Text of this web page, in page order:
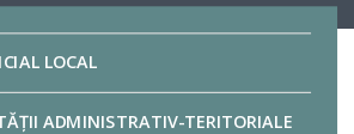
LOCAL
ADMINISTRATIV-TERITORIALE